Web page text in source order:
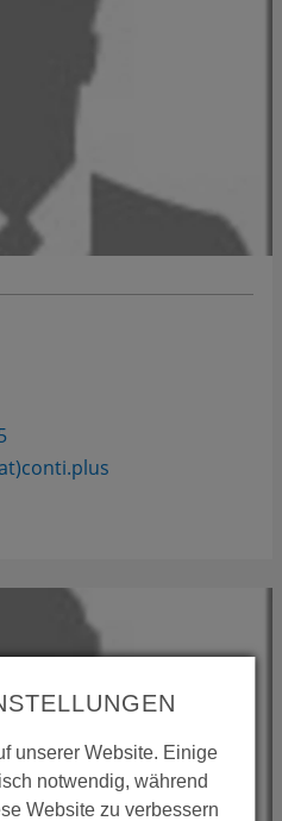
unserer Website. Einige
notwendig, während
Website zu verbessern